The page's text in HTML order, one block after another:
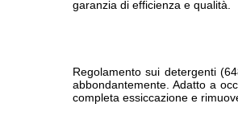
garanzia di efficienza e qualità.
Regolamento sui detergenti
abbondantemente. Adatto a
completa essiccazione e